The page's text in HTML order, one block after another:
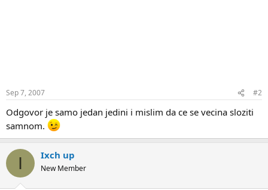
Sep 7, 2007 #2
Odgovor je samo jedan jedini i mislim da ce se vecina sloziti
samnom.
I Ixch up
New Member